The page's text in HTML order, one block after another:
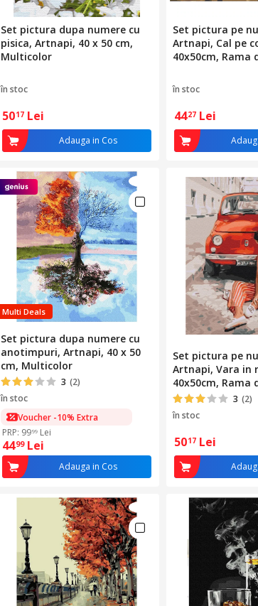
Set pictura dupa numere cu
pisica, Artnapi, 40 x 50 cm,
Multicolor
în stoc
5017 Lei
Adauga in Cos
Set pictura pe
Artnapi, Cal pe
40x50cm, Rama
în stoc
4427 Lei
Multi Deals
Set pictura dupa numere cu
anotimpuri, Artnapi, 40 x 50
cm, Multicolor
3 (2)
în stoc
Voucher -10% Extra
PRP: 9999 Lei
4499 Lei
Adauga in Cos
Set pictura pe
Artnapi, Vara in
40x50cm, Rama
3 (2)
în stoc
5017 Lei